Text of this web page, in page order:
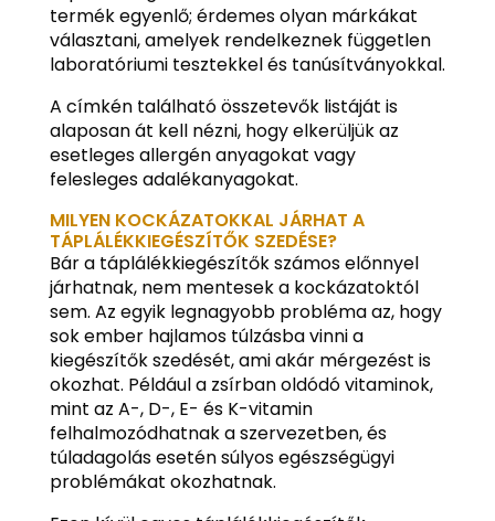
termék egyenlő; érdemes olyan márkákat
választani, amelyek rendelkeznek független
laboratóriumi tesztekkel és tanúsítványokkal.
A címkén található összetevők listáját is
alaposan át kell nézni, hogy elkerüljük az
esetleges allergén anyagokat vagy
felesleges adalékanyagokat.
MILYEN KOCKÁZATOKKAL JÁRHAT A
TÁPLÁLÉKKIEGÉSZÍTŐK SZEDÉSE?
Bár a táplálékkiegészítők számos előnnyel
járhatnak, nem mentesek a kockázatoktól
sem. Az egyik legnagyobb probléma az, hogy
sok ember hajlamos túlzásba vinni a
kiegészítők szedését, ami akár mérgezést is
okozhat. Például a zsírban oldódó vitaminok,
mint az A-, D-, E- és K-vitamin
felhalmozódhatnak a szervezetben, és
túladagolás esetén súlyos egészségügyi
problémákat okozhatnak.